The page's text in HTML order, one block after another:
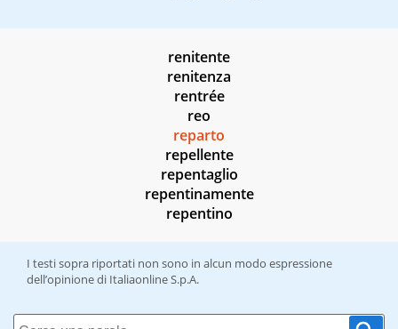
renitente
renitenza
rentrée
reo
reparto
repellente
repentaglio
repentinamente
repentino
I testi sopra riportati non sono in alcun modo espressione
dell’opinione di Italiaonline S.p.A.